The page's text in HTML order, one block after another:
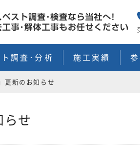
調査･分析 施工実績
更新のお知らせ
らせ